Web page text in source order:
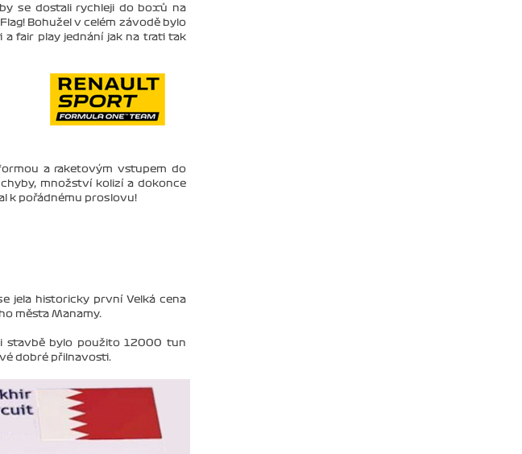
se dostali rychleji do boxů na
Bohužel v celém závodě bylo
fair play jednání jak na trati tak
a raketovým vstupem do
množství kolizí a dokonce
k pořádnému proslovu!
jela historicky první Velká cena
města Manamy.
stavbě bylo použito 12000 tun
dobré přilnavosti.